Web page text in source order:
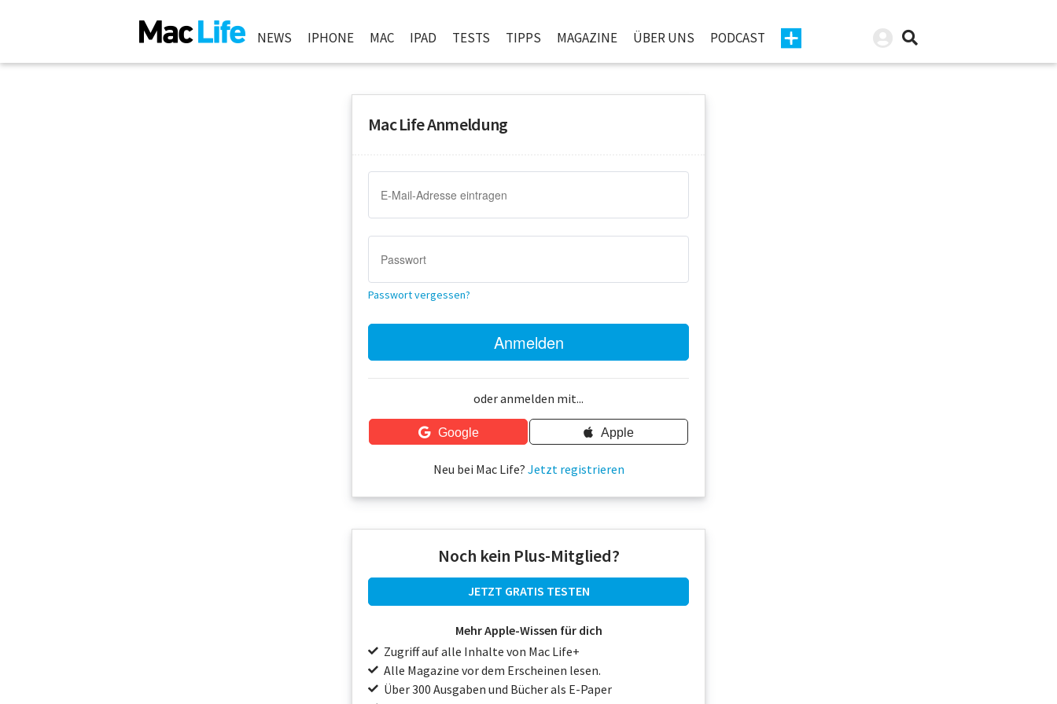
NEWS IPHONE MAC IPAD TESTS TIPPS MAGAZINE ÜBER UNS PODCAST
Mac Life Anmeldung
Passwort vergessen?
oder anmelden mit...
Google Apple
Neu bei Mac Life? Jetzt registrieren
Noch kein Plus-Mitglied?
JETZT GRATIS TESTEN
Mehr Apple-Wissen für dich
Zugriff auf alle Inhalte von Mac Life+
Alle Magazine vor dem Erscheinen lesen.
Über 300 Ausgaben und Bücher als E-Paper